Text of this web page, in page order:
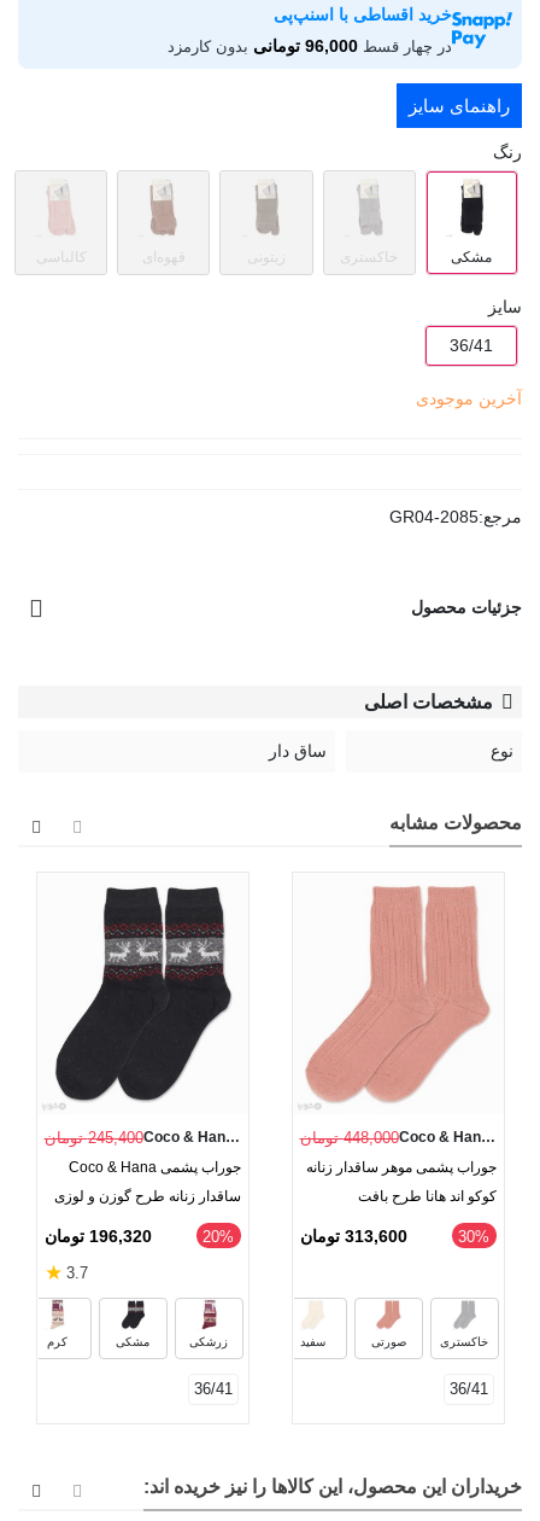
خرید اقساطی با اسنپ‌پی
در چهار قسط 96,000 تومانی بدون کارمزد
راهنمای سایز
رنگ
خاکستری زیتونی قهوه‌ای کالباسی مشکی
سایز
36/41
آخرین موجودی
مرجع:GR04-2085
جزئیات محصول
مشخصات اصلی
نوع ساق دار
محصولات مشابه
Coco & Hana (Dobera) 448,000 تومان
جوراب پشمی موهر ساقدار زنانه
کوکو اند هانا طرح بافت
‎30% 313,600 تومان
خاکستری صورتی سفید
نسکافه‌ای
36/41
Coco & Hana (Dobera) 245,400 تومان
جوراب پشمی Coco & Hana
ساقدار زنانه طرح گوزن و لوزی
‎20% 196,320 تومان
3.7
★
زرشکی مشکی کرم
36/41
خریداران این محصول، این کالاها را نیز خریده اند: